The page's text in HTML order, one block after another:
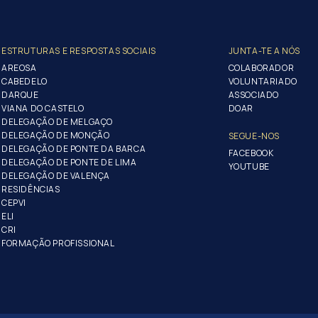
ESTRUTURAS E RESPOSTAS SOCIAIS
AREOSA
CABEDELO
DARQUE
VIANA DO CASTELO
DELEGAÇÃO DE MELGAÇO
DELEGAÇÃO DE MONÇÃO
DELEGAÇÃO DE PONTE DA BARCA
DELEGAÇÃO DE PONTE DE LIMA
DELEGAÇÃO DE VALENÇA
RESIDÊNCIAS
CEPVI
ELI
CRI
FORMAÇÃO PROFISSIONAL
JUNTA-TE A NÓS
COLABORADOR
VOLUNTARIADO
ASSOCIADO
DOAR
SEGUE-NOS
FACEBOOK
YOUTUBE